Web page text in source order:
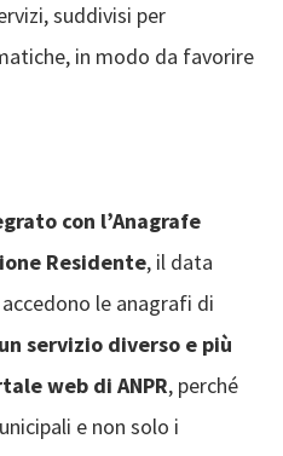
suddivisi per
in modo da favorire
con l’Anagrafe
Residente, il data
le anagrafi di
un servizio diverso e più
web di ANPR, perché
e non solo i